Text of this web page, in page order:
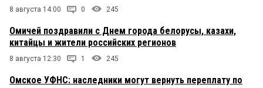
8 августа 14:00 0 245
Омичей поздравили с Днем города белорусы, казахи,
китайцы и жители российских регионов
8 августа 12:30 1 245
Омское УФНС: наследники могут вернуть переплату по